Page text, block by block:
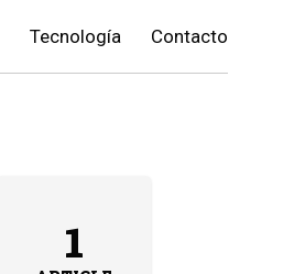
Tecnología Contacto
1